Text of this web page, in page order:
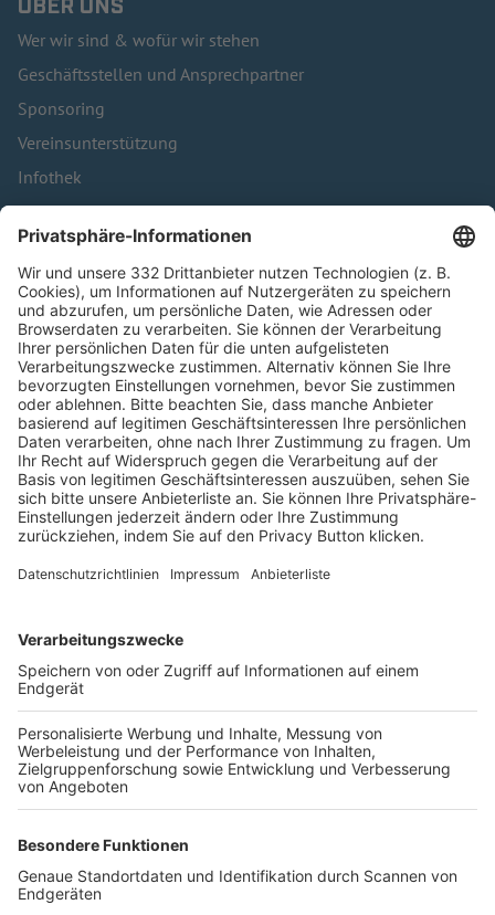
Wer wir sind & wofür wir stehen
Geschäftsstellen und Ansprechpartner
Sponsoring
Vereinsunterstützung
Infothek
Kontakt
HÄUFIG BESUCHTE SEITEN
Pässe und Vereinswechsel
Trainerausbildung
Schulungsangebot Vereinsmitarbeiter
BFV-Geschäftsstellen
Trainerbörse
Login SpielPlus
FOLGE DEM BFV
TOP-VEREINE
TOP-PARTNER